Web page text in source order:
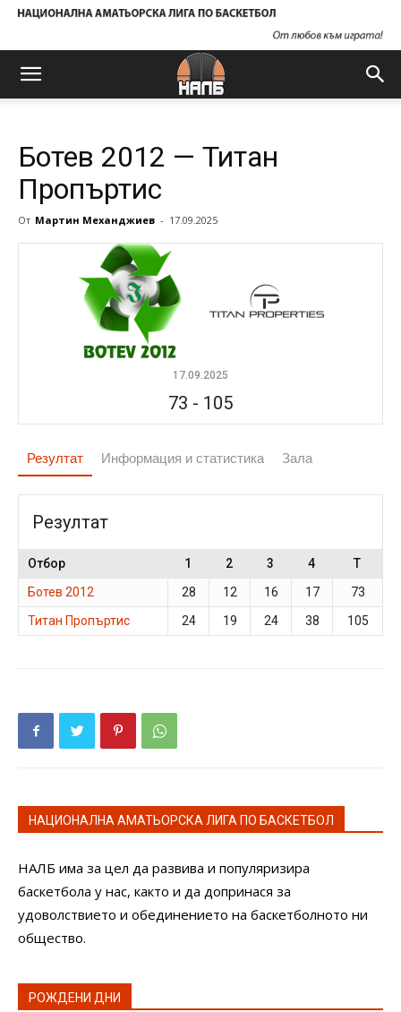
Ботев 2012 — Титан
Пропъртис
От Мартин Механджиев - 17.09.2025
17.09.2025
73 - 105
Резултат Информация и статистика Зала
Резултат
Отбор 1 2 3 4
T
Ботев 2012
28 12 16 17
73
Титан Пропъртис
24 19 24 38 105
НАЦИОНАЛНА АМАТЬОРСКА ЛИГА ПО БАСКЕТБОЛ
НАЛБ има за цел да развива и популяризира
баскетбола у нас, както и да допринася за
удоволствието и обединението на баскетболното ни
общество.
РОЖДЕНИ ДНИ